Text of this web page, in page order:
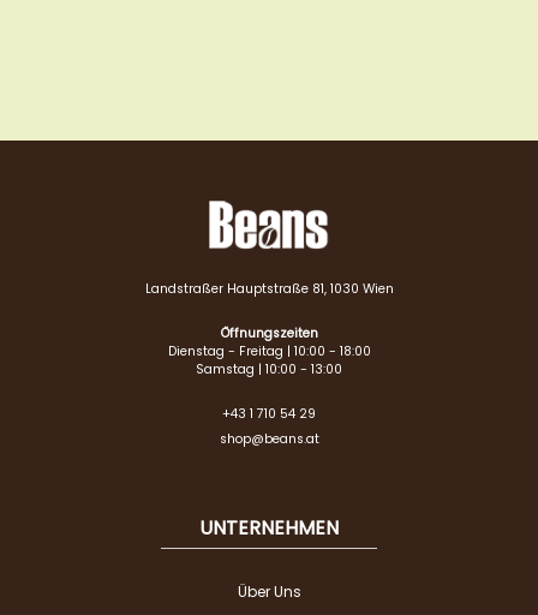
Landstraßer Hauptstraße 81, 1030 Wien
Öffnungszeiten
Dienstag - Freitag | 10:00 - 18:00
Samstag | 10:00 - 13:00
+43 1 710 54 29
shop@beans.at
UNTERNEHMEN
Über Uns